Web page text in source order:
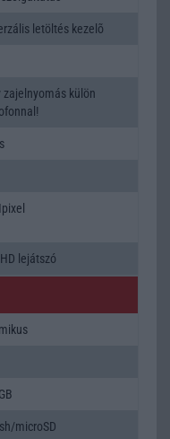
letöltés kezelõ
zajelnyomás külön
lejátszó
microSD